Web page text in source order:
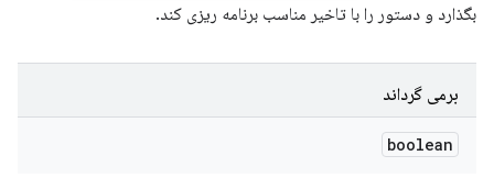
بگذارد و دستور را با تاخیر مناسب برنامه ریزی کند.
برمی گرداند
boolean